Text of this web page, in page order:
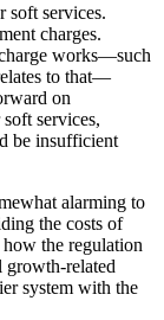
soft services.
charges.
works—such
to that—
on
services,
be insufficient
alarming to
the costs of
how the regulation
growth-related
system with the